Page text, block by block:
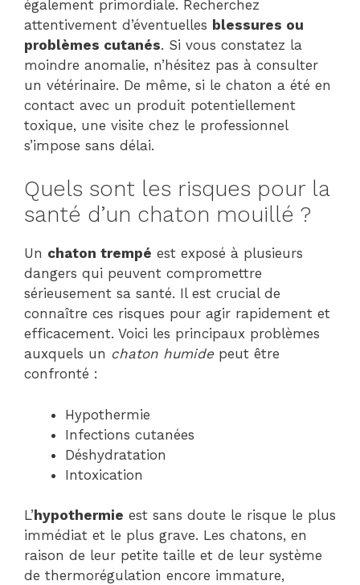
également primordiale. Recherchez
attentivement d’éventuelles blessures ou
problèmes cutanés. Si vous constatez la
moindre anomalie, n’hésitez pas à consulter
un vétérinaire. De même, si le chaton a été en
contact avec un produit potentiellement
toxique, une visite chez le professionnel
s’impose sans délai.
Quels sont les risques pour la
santé d’un chaton mouillé ?
Un chaton trempé est exposé à plusieurs
dangers qui peuvent compromettre
sérieusement sa santé. Il est crucial de
connaître ces risques pour agir rapidement et
efficacement. Voici les principaux problèmes
auxquels un chaton humide peut être
confronté :
Hypothermie
Infections cutanées
Déshydratation
Intoxication
L’ hypothermie est sans doute le risque le plus
immédiat et le plus grave. Les chatons, en
raison de leur petite taille et de leur système
de thermorégulation encore immature,